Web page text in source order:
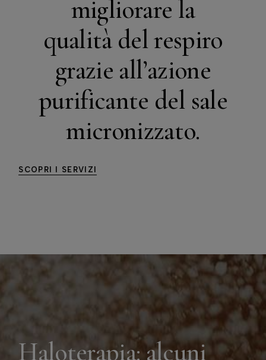
migliorare la
qualità del respiro
grazie all’azione
purificante del sale
micronizzato.
SCOPRI I SERVIZI
Haloterapia: alcuni